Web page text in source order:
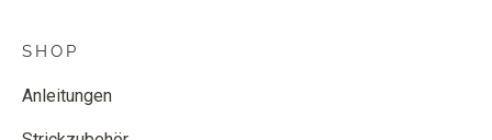
SHOP
Anleitungen